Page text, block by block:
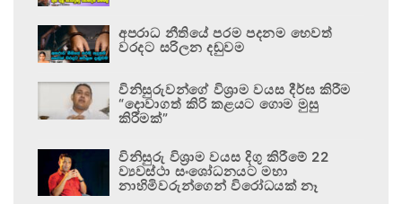
අපරාධ නීතියේ පරම පදනම හෙවත්
වරදට සරිලන දඬුවම
විනිසුරුවන්ගේ විශ්‍රාම වයස දීර්ඝ කිරීම
“දොවාගත් කිරි කළයට ගොම මුසු
කිරීමක්”
විනිසුරු විශ්‍රාම වයස දිගු කිරීමේ 22
ව්‍යවස්ථා සංශෝධනයට මහා
නාහිමිවරුන්ගෙන් විරෝධයක් නෑ